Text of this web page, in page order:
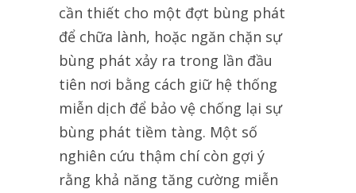
cần thiết cho một đợt bùng phát
để chữa lành, hoặc ngăn chặn sự
bùng phát xảy ra trong lần đầu
tiên nơi bằng cách giữ hệ thống
miễn dịch để bảo vệ chống lại sự
bùng phát tiềm tàng. Một số
nghiên cứu thậm chí còn gợi ý
rằng khả năng tăng cường miễn